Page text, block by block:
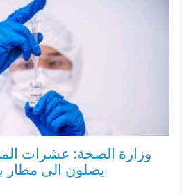
وزارة الصحة: عشرات
يصلون الى مطار